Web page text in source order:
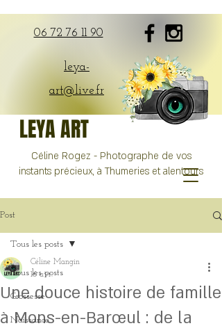
06 72 76 11 90
leya-
art@live.fr
LEYA ART
Céline Rogez - Photographe de vos
instants précieux, à Thumeries et alentours
Post
Tous les posts
Grossesse
Naissance
Tous les posts
Une douce histoire de famille
à Mons-en-Barœul : de la
Céline Mangin
16 avr.